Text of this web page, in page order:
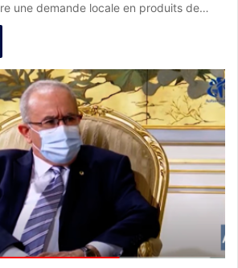
une demande locale en produits de…